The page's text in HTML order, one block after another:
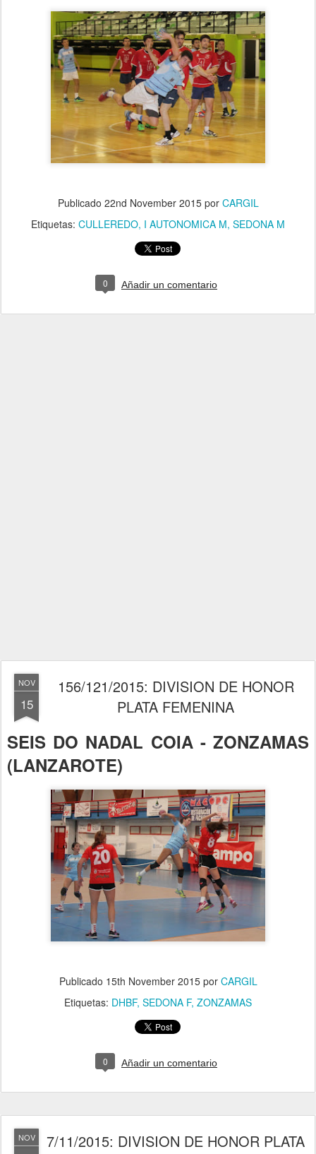
Publicado 22nd November 2015por CARGIL
Etiquetas: CULLEREDO I AUTONOMICA M SEDONA M
0 Añadir un comentario
NOV
15
156/121/2015: DIVISION DE HONOR
PLATA FEMENINA
SEIS DO NADAL COIA - ZONZAMAS
(LANZAROTE)
Publicado 15th November 2015por CARGIL
Etiquetas: DHBF SEDONA F ZONZAMAS
0 Añadir un comentario
NOV
7/11/2015: DIVISION DE HONOR PLATA